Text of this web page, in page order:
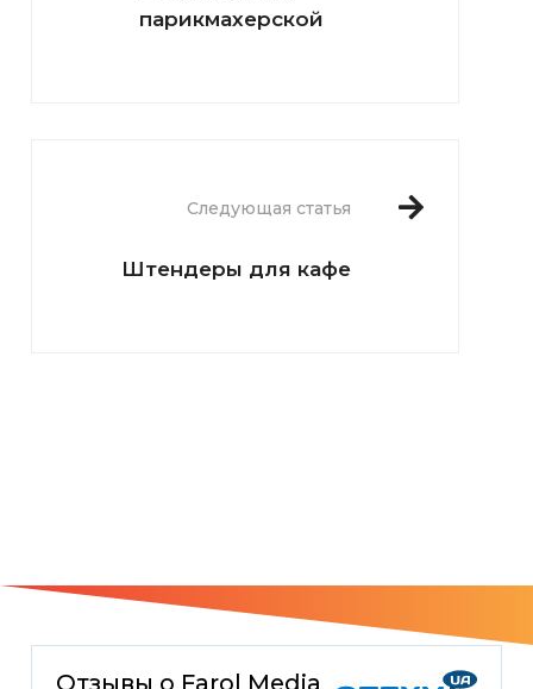
парикмахерской
Следующая статья
Штендеры для кафе
Отзывы о Farol Media